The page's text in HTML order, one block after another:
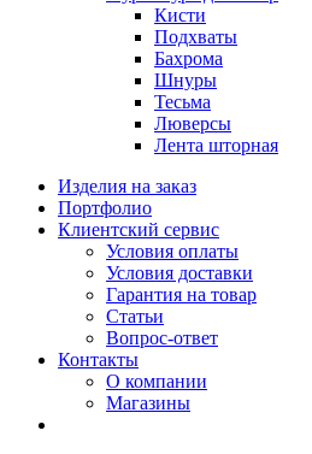
Кисти
Подхваты
Бахрома
Шнуры
Тесьма
Люверсы
Лента шторная
Изделия на заказ
Портфолио
Клиентский сервис
Условия оплаты
Условия доставки
Гарантия на товар
Статьи
Вопрос-ответ
Контакты
О компании
Магазины